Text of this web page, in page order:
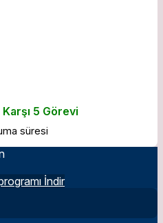
5 Görevi
süresi
İndir